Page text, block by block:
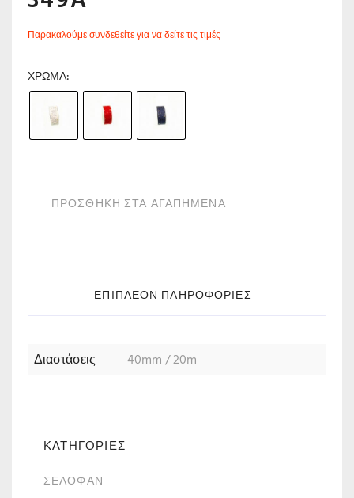
Παρακαλούμε συνδεθείτε για να δείτε τις τιμές
ΧΡΏΜΑ
ΠΡΟΣΘΗΚΗ ΣΤΑ ΑΓΑΠΗΜΕΝΑ
ΕΠΙΠΛΈΟΝ ΠΛΗΡΟΦΟΡΊΕΣ
Διαστάσεις 40mm / 20m
ΚΑΤΗΓΟΡΙΕΣ
ΣΕΛΟΦΆΝ